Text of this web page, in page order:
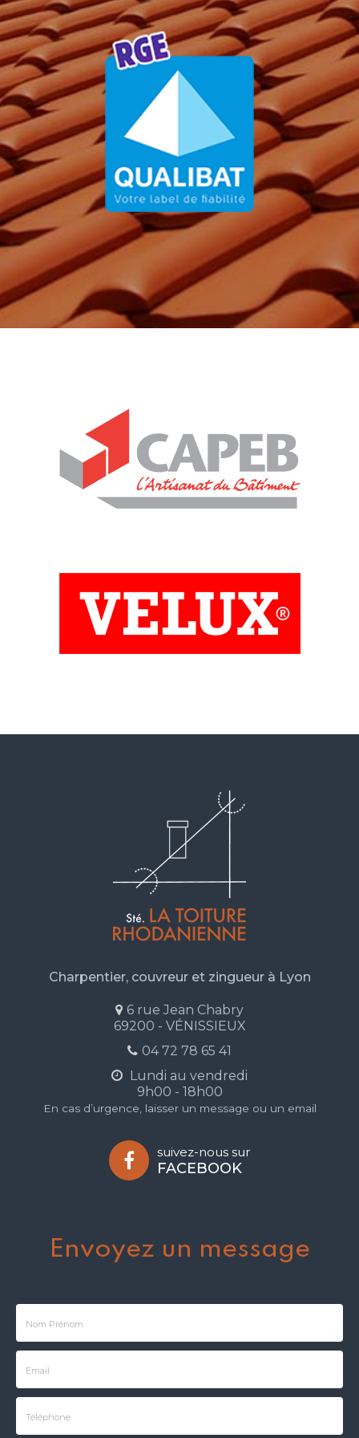
Charpentier, couvreur et zingueur à Lyon
6 rue Jean Chabry
69200 - VÉNISSIEUX
04 72 78 65 41
Lundi au vendredi
9h00 - 18h00
En cas d’urgence, laisser un message ou un email
suivez-nous sur
FACEBOOK
Envoyez un message
Nom
Prénom
Email